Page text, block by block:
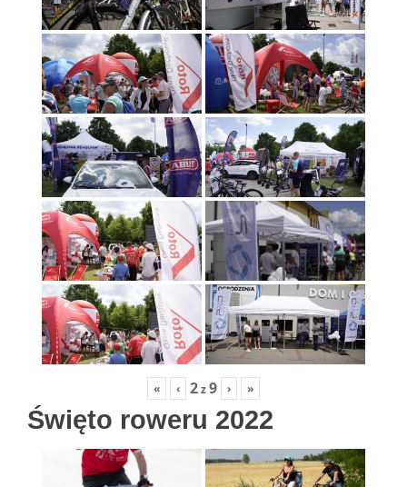
« ‹ 2z9 › »
Święto roweru 2022